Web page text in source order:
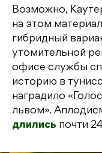
Возможно,
на этом
гибридный
утомительной
офисе службы
историю в
наградило
львом».
длились почти